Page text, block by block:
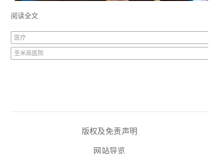
阅读全文
医疗
圣米高医院
版权及免责声明
网站导览